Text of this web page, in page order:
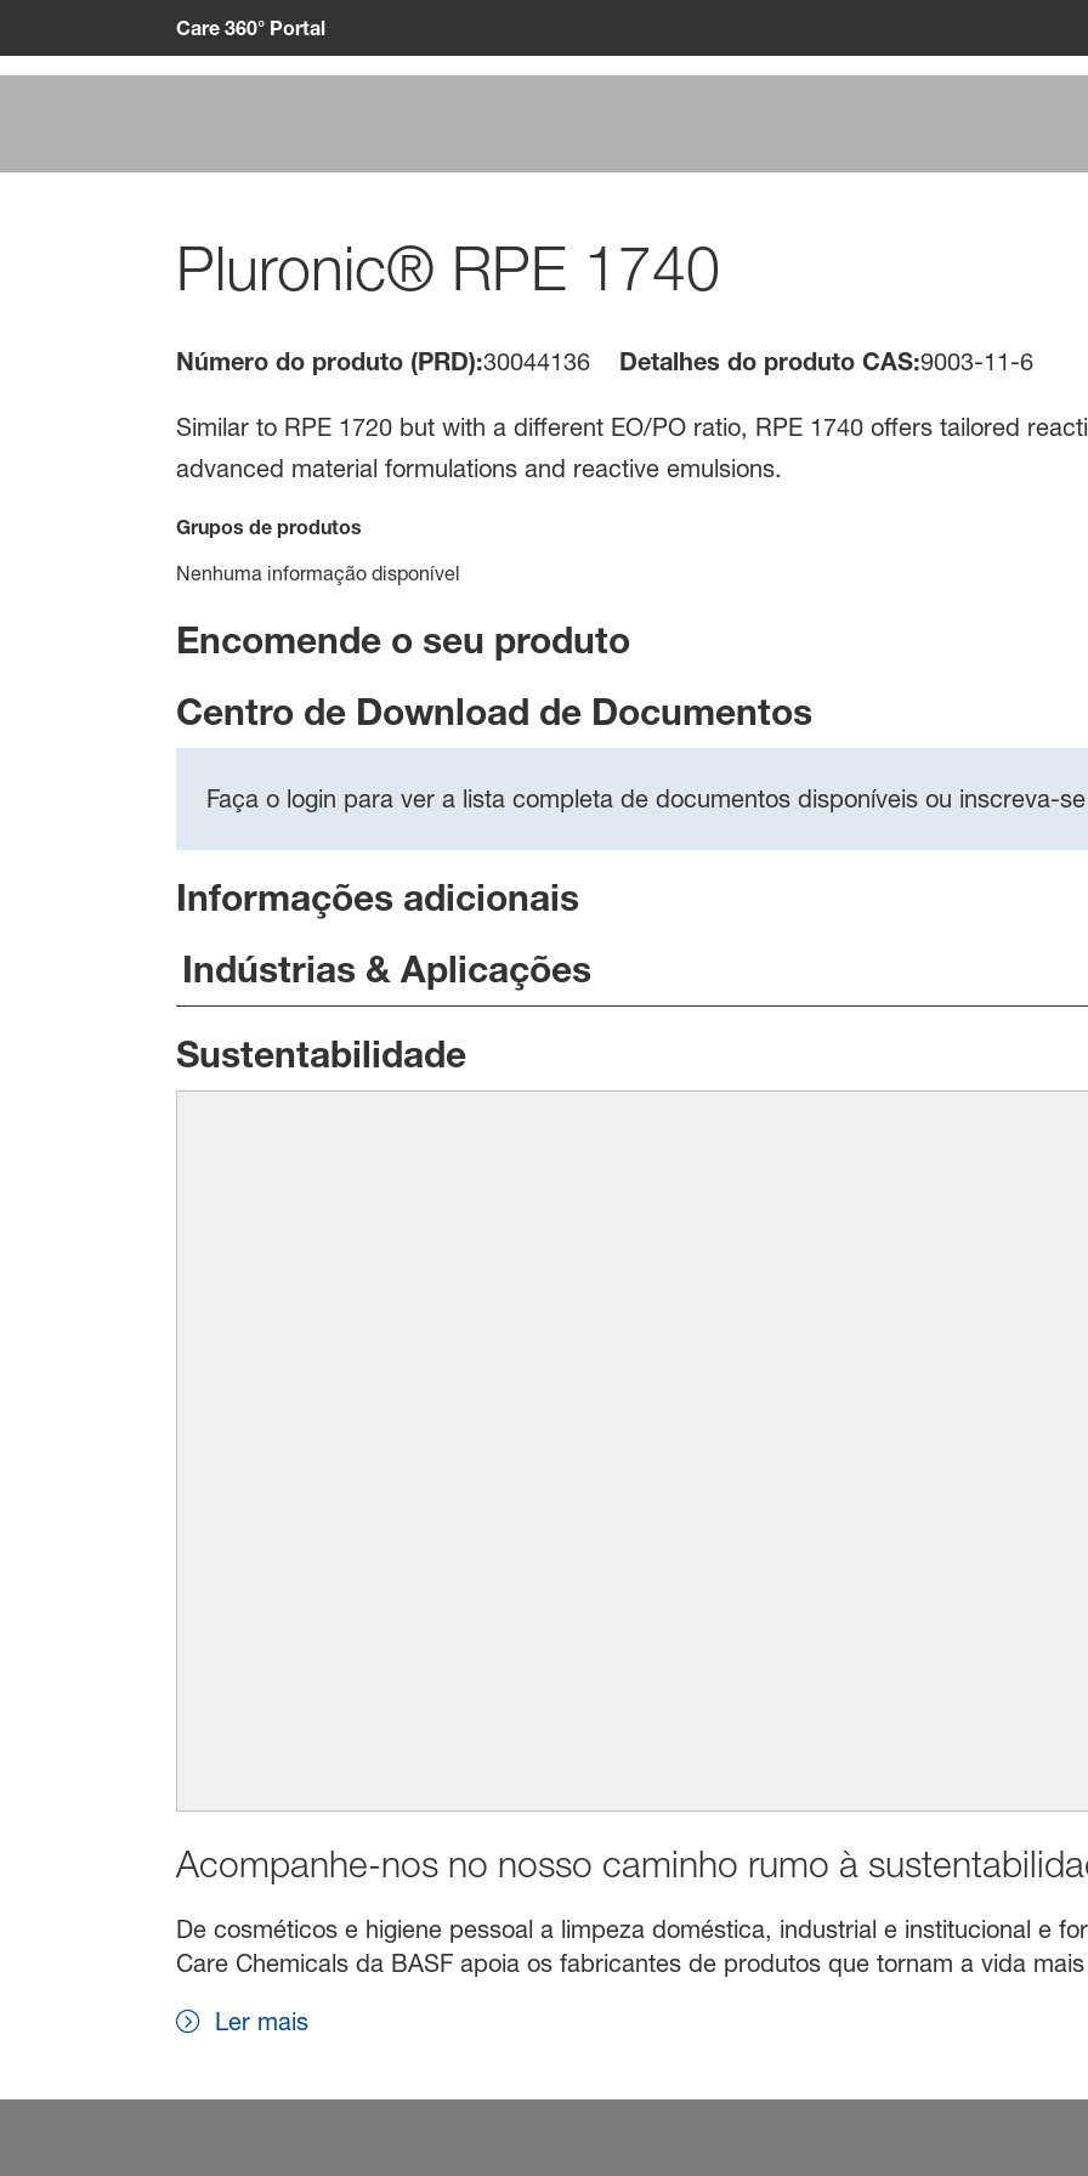
Care 360° Portal
Pluronic® RPE 1740
Número do produto (PRD):30044136 Detalhes do produto CAS:9003-11-6
Similar to RPE 1720 but with a different EO/PO ratio, RPE 1740 offers tailored
advanced material formulations and reactive emulsions.
Grupos de produtos
Nenhuma informação disponível
Encomende o seu produto
Centro de Download de Documentos
Faça o login para ver a lista completa de documentos disponíveis ou inscreva-se
Informações adicionais
Indústrias & Aplicações
Sustentabilidade
Acompanhe-nos no nosso caminho rumo à
De cosméticos e higiene pessoal a limpeza doméstica, industrial e institucional e
Care Chemicals da BASF apoia os fabricantes de produtos que tornam a vida
Ler mais